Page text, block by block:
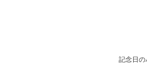
記念日